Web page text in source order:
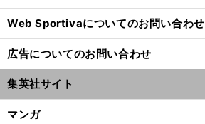
Web Sportivaについてのお問い合わせ
広告についてのお問い合わせ
集英社サイト
マンガ